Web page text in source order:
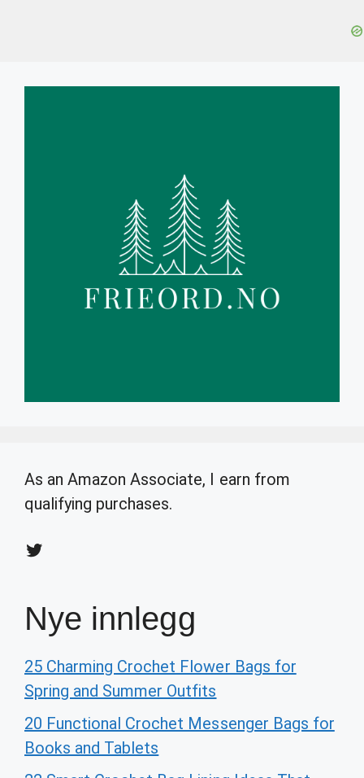
As an Amazon Associate, I earn from
qualifying purchases.
Twitter
Nye innlegg
25 Charming Crochet Flower Bags for
Spring and Summer Outfits
20 Functional Crochet Messenger Bags for
Books and Tablets